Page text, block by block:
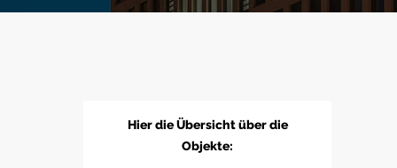
Hier die Übersicht über die
Objekte: